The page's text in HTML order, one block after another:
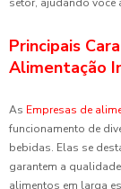
setor, ajudando você
Principais
Alimentação
As Empresas de
funcionamento de
bebidas. Elas se
garantem a
alimentos em larga